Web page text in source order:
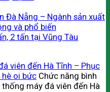
Đà Nẵng – Ngành sản xuất
và phổ biến
2 tấn tại Vũng Tàu
viên đến Hà Tĩnh – Phục
hè oi bức Chức năng bình
máy đá viên đến Hà